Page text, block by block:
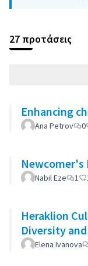
27 προτάσεις
Enhancing
Ana Petrov 0
Nabil Eze 1
Heraklion
Diversity
Elena Ivanova